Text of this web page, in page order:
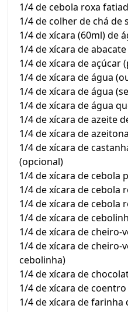
1/4 de cebola roxa
1/4 de colher de chá de
1/4 de xícara (60ml) de
1/4 de xícara de
1/4 de xícara de açúcar
1/4 de xícara de água
1/4 de xícara de água
1/4 de xícara de água
1/4 de xícara de azeite
1/4 de xícara de
1/4 de xícara de
(opcional)
1/4 de xícara de cebola
1/4 de xícara de cebola
1/4 de xícara de cebola
1/4 de xícara de
1/4 de xícara de cheiro-
1/4 de xícara de cheiro-
cebolinha)
1/4 de xícara de
1/4 de xícara de
1/4 de xícara de farinha